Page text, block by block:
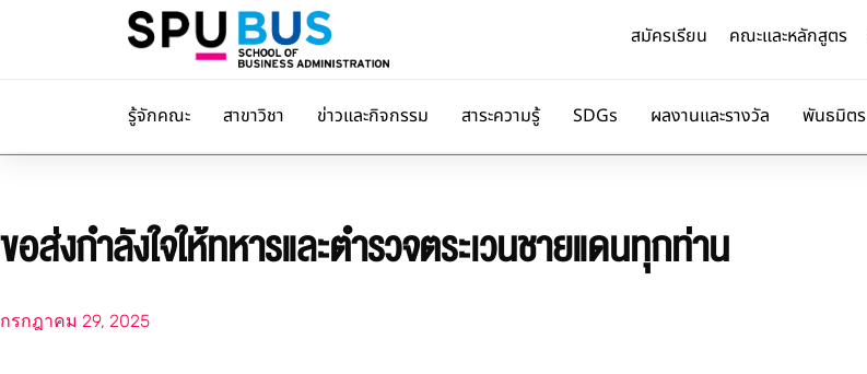
สมัครเรียน คณะและหลักสูตร
รู้จักคณะ สาขาวิชา ข่าวและกิจกรรม สาระความรู้ SDGs ผลงานและรางวัล พันธมิตร
ขอส่งกำลังใจให้ทหารและตำรวจตระเวนชายแดนทุกท่าน
กรกฎาคม 29, 2025